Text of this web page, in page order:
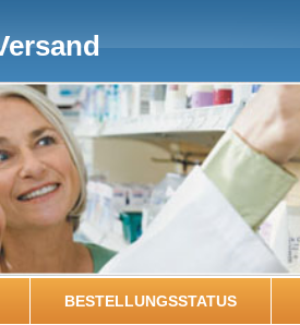
BESTELLUNGSSTATUS